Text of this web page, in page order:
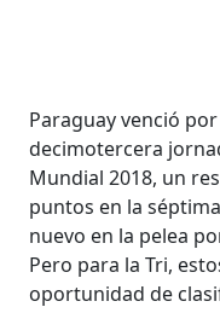
Paraguay venció
decimotercera
Mundial 2018, un
puntos en la
nuevo en la pelea
Pero para la Tri,
oportunidad de